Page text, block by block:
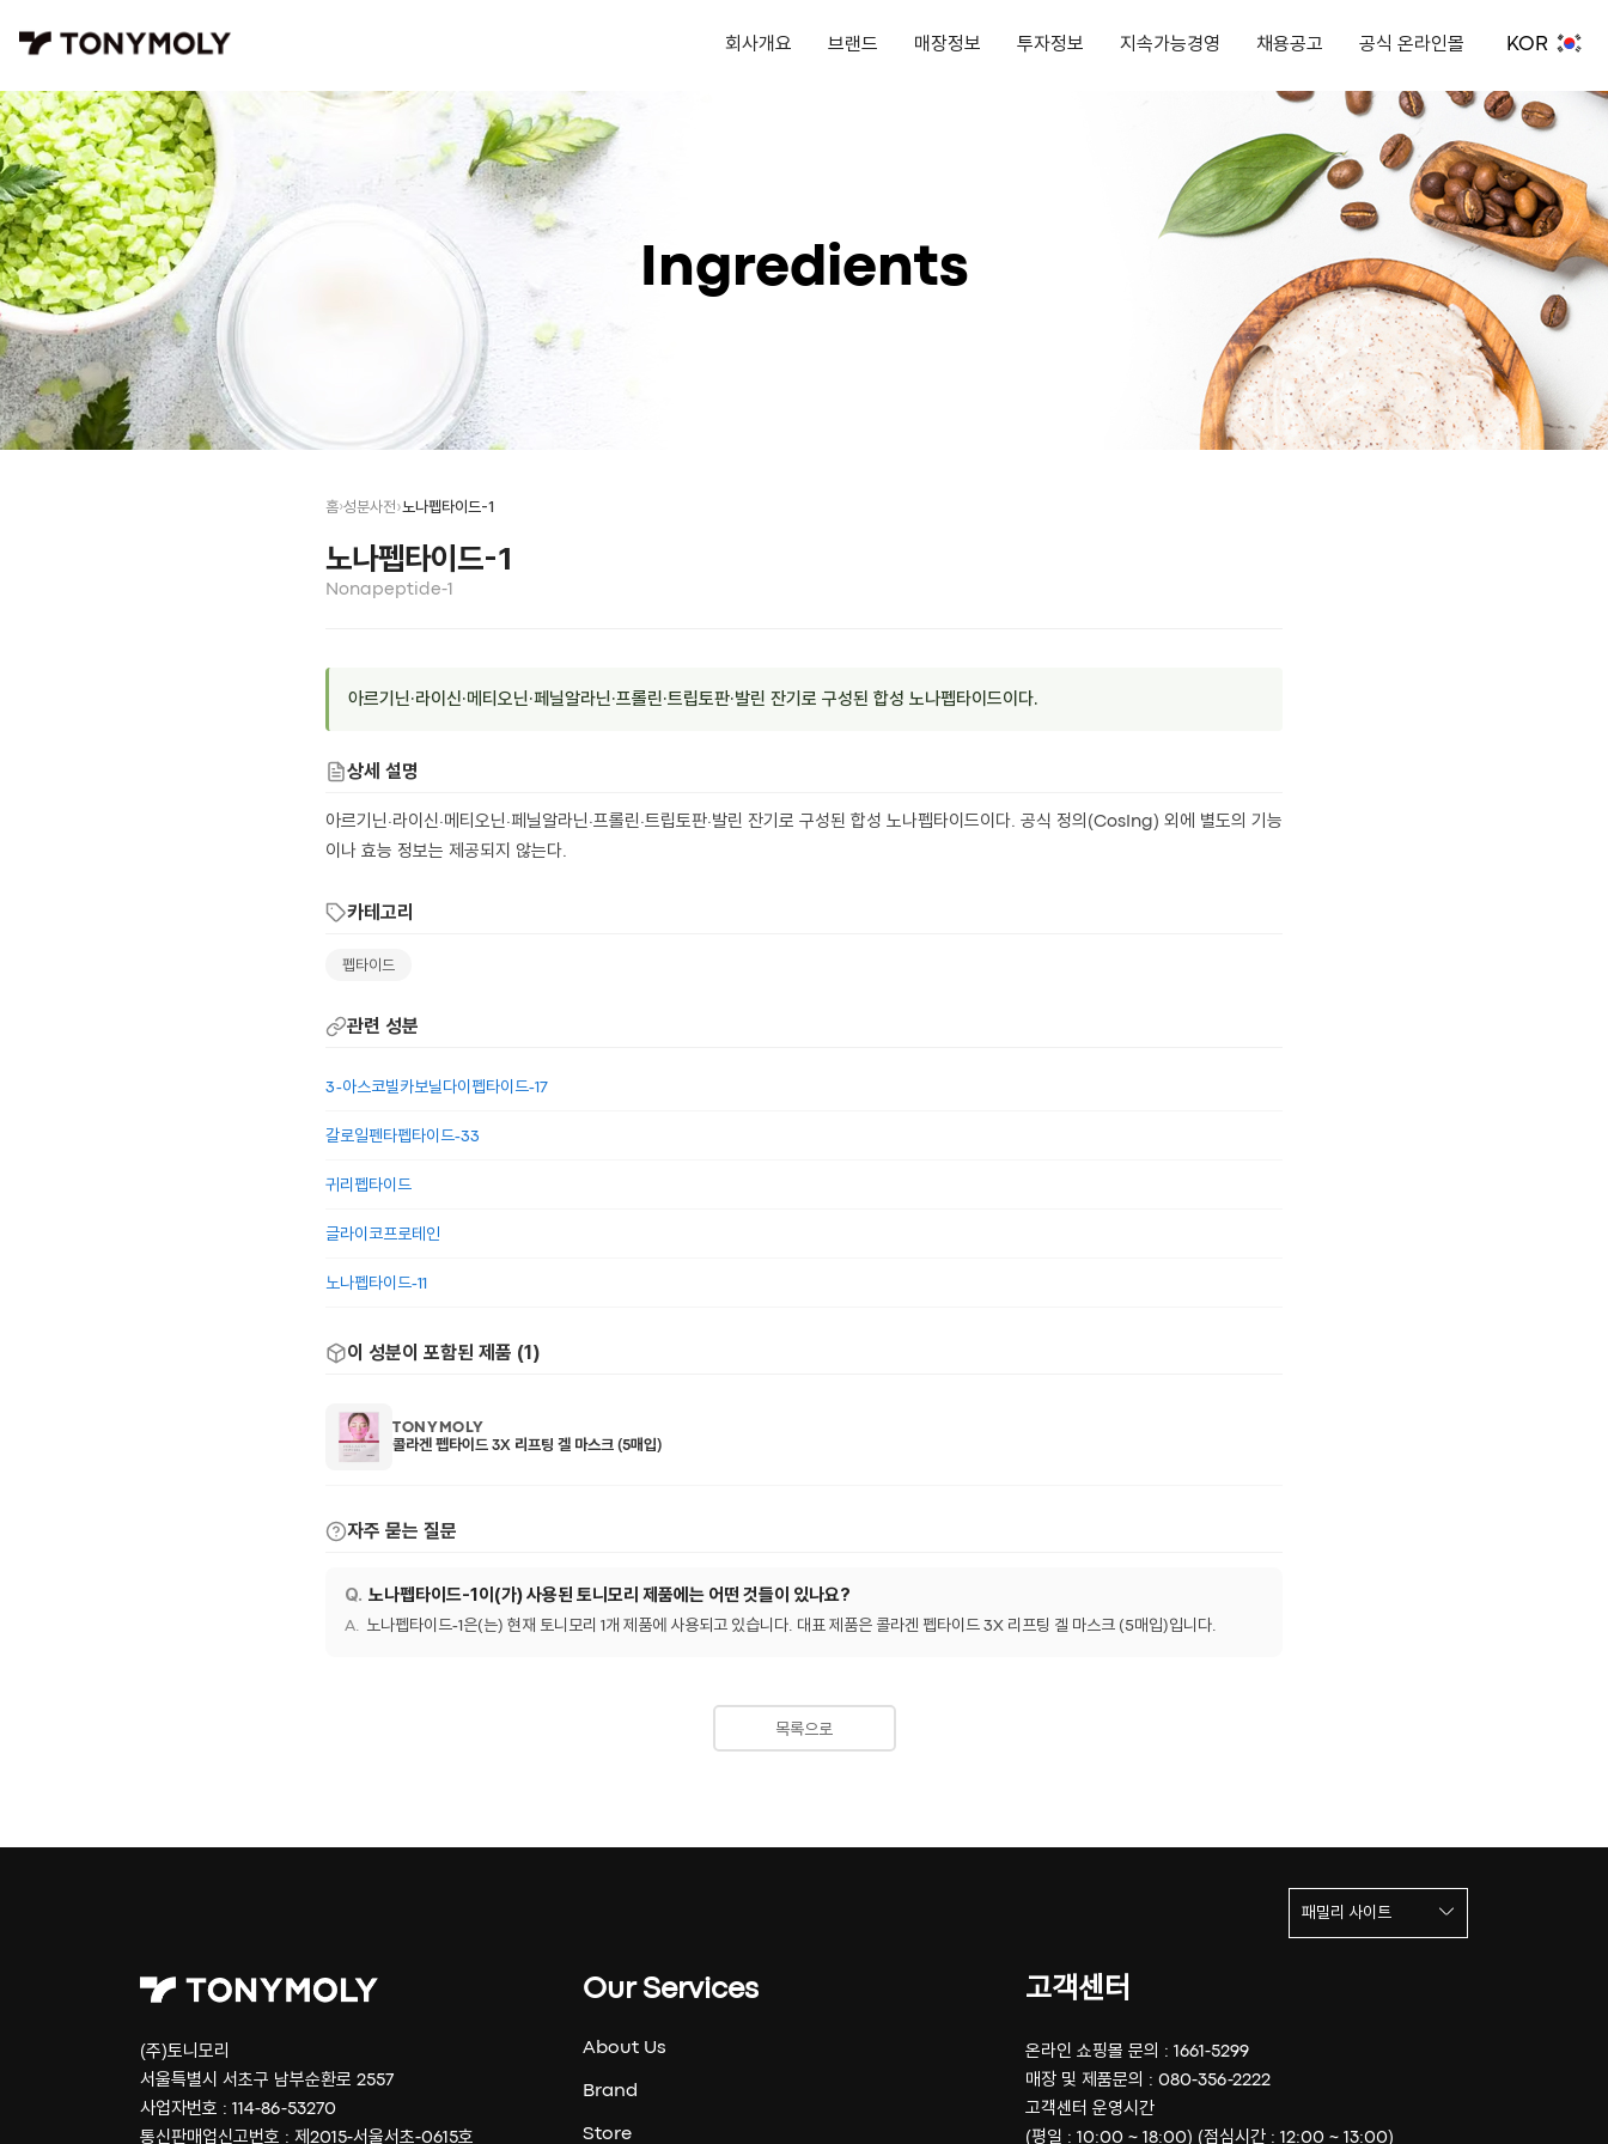
회사개요 브랜드 매장정보 투자정보 지속가능경영 채용공고 공식 온라인몰 KOR
Ingredients
홈 성분사전 노나펩타이드-1
노나펩타이드-1
Nonapeptide-1
아르기닌·라이신·메티오닌·페닐알라닌·프롤린·트립토판·발린 잔기로 구성된 합성 노나펩타이드이다.
상세 설명
아르기닌·라이신·메티오닌·페닐알라닌·프롤린·트립토판·발린 잔기로 구성된 합성 노나펩타이드이다. 공식 정의(CosIng) 외에 별도의 기능
이나 효능 정보는 제공되지 않는다.
카테고리
펩타이드
관련 성분
3-아스코빌카보닐다이펩타이드-17
갈로일펜타펩타이드-33
귀리펩타이드
글라이코프로테인
노나펩타이드-11
이 성분이 포함된 제품 (1)
TONYMOLY
콜라겐 펩타이드 3X 리프팅 겔 마스크 (5매입)
자주 묻는 질문
노나펩타이드-1이(가) 사용된 토니모리 제품에는 어떤 것들이 있나요?
노나펩타이드-1은(는) 현재 토니모리 1개 제품에 사용되고 있습니다. 대표 제품은 콜라겐 펩타이드 3X 리프팅 겔 마스크 (5매입)입니다.
목록으로
(주)토니모리
서울특별시 서초구 남부순환로 2557
사업자번호 : 114-86-53270
통신판매업신고번호 : 제2015-서울서초-0615호
Our Services
About Us
Brand
Store
고객센터
온라인 쇼핑몰 문의 : 1661-5299
매장 및 제품문의 : 080-356-2222
고객센터 운영시간
(평일 : 10:00 ~ 18:00) (점심시간 : 12:00 ~ 13:00)
패밀리 사이트